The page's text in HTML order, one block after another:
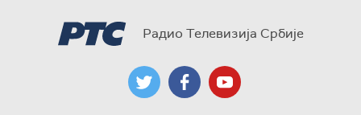
Радио Телевизија Србије